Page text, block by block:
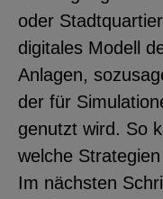
oder
digitales Modell
Anlagen,
der für
genutzt wird. So
welche
Im nächsten